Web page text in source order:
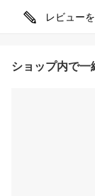
レビューを
ショップ内で一